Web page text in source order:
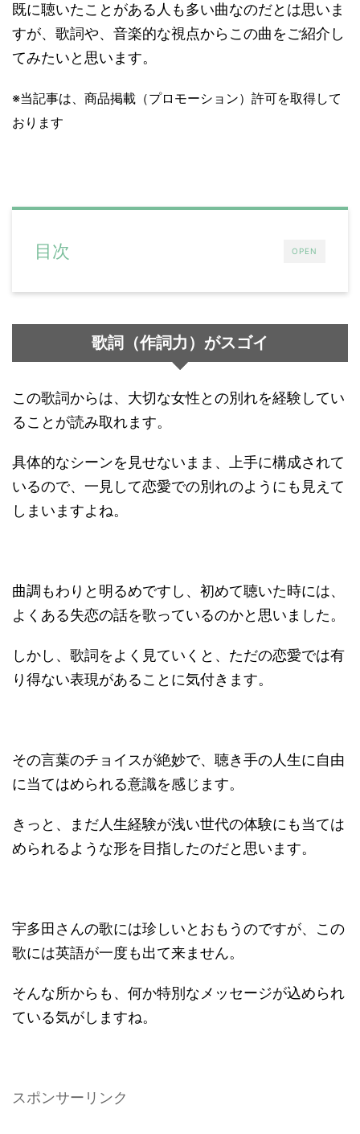
既に聴いたことがある人も多い曲なのだとは思いま
すが、歌詞や、音楽的な視点からこの曲をご紹介し
てみたいと思います。
※当記事は、商品掲載（プロモーション）許可を取得して
おります
OPEN
目次
歌詞（作詞力）がスゴイ
この歌詞からは、大切な女性との別れを経験してい
ることが読み取れます。
具体的なシーンを見せないまま、上手に構成されて
いるので、一見して恋愛での別れのようにも見えて
しまいますよね。
曲調もわりと明るめですし、初めて聴いた時には、
よくある失恋の話を歌っているのかと思いました。
しかし、歌詞をよく見ていくと、ただの恋愛では有
り得ない表現があることに気付きます。
その言葉のチョイスが絶妙で、聴き手の人生に自由
に当てはめられる意識を感じます。
きっと、まだ人生経験が浅い世代の体験にも当ては
められるような形を目指したのだと思います。
宇多田さんの歌には珍しいとおもうのですが、この
歌には英語が一度も出て来ません。
そんな所からも、何か特別なメッセージが込められ
ている気がしますね。
スポンサーリンク